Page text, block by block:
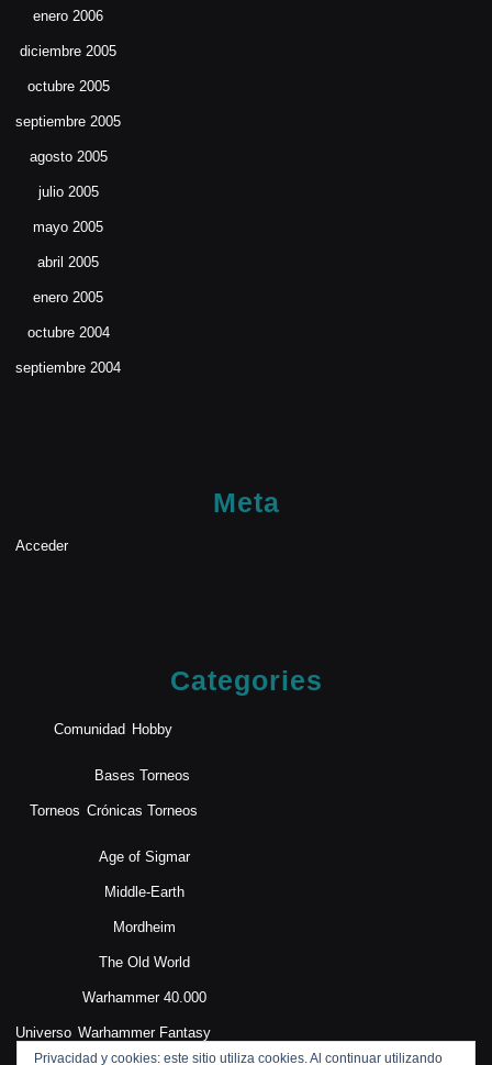
enero 2006
diciembre 2005
octubre 2005
septiembre 2005
agosto 2005
julio 2005
mayo 2005
abril 2005
enero 2005
octubre 2004
septiembre 2004
Meta
Acceder
Categories
Comunidad Hobby
Torneos
Bases Torneos
Crónicas Torneos
Universo
Age of Sigmar
Middle-Earth
Mordheim
The Old World
Warhammer 40.000
Warhammer Fantasy
Privacidad y cookies: este sitio utiliza cookies. Al continuar utilizando